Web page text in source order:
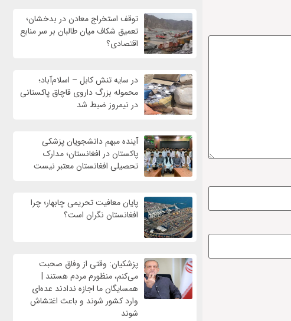
توقف استخراج معادن در بدخشان؛
تعمیق شکاف میان طالبان بر سر منابع
اقتصادی؟
در سایه تنش کابل – اسلام‌آباد؛
محموله بزرگ داروی قاچاق پاکستانی
در نیمروز ضبط شد
آینده مبهم دانشجویان پزشکی
پاکستان در افغانستان؛ مدارک
تحصیلی افغانستان معتبر نیست
پایان معافیت تحریمی‌ چابهار؛ چرا
افغانستان نگران است؟
پزشکیان: وقتی از وفاق صحبت
می‌کنم، منظورم مردم هستند |
همسایگان ما اجازه ندادند عده‌ای
وارد کشور شوند و باعث اغتشاش
شوند